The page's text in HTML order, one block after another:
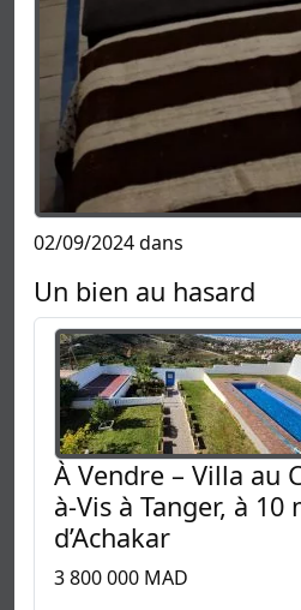
02/09/2024 dans
Un bien au hasard
À Vendre – Villa au
à-Vis à Tanger, à
d’Achakar
3 800 000 MAD